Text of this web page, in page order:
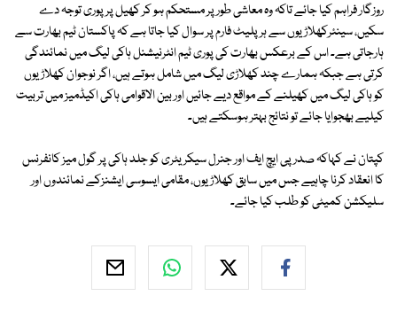
روزگار فراہم کیا جائے تاکہ وہ معاشی طور پر مستحکم ہو کر کھیل پر پوری توجہ دے
سکیں، سینئرکھلاڑیوں سے ہر پلیٹ فارم پر سوال کیا جاتا ہے کہ پاکستان ٹیم بھارت سے
ہارجاتی ہے۔ اس کے برعکس بھارت کی پوری ٹیم انٹرنیشنل ہاکی لیگ میں نمائندگی
کرتی ہے جبکہ ہمارے چند کھلاڑی لیگ میں شامل ہوتے ہیں، اگر نوجوان کھلاڑیوں
کو ہاکی لیگ میں کھیلنے کے مواقع دیے جائیں اور بین الاقوامی ہاکی اکیڈمیز میں تربیت
کیلیے بھجوایا جائے تو نتائج بہتر ہوسکتے ہیں۔
کپتان نے کہاکہ صدر پی ایچ ایف اور جنرل سیکریٹری کو جلد ہاکی پر گول میز کانفرنس
کا انعقاد کرنا چاہیے جس میں سابق کھلاڑیوں، مقامی ایسوسی ایشنزکے نمائندوں اور
سلیکشن کمیٹی کو طلب کیا جائے۔